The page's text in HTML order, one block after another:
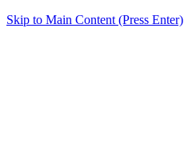
Skip to Main Content (Press Enter)